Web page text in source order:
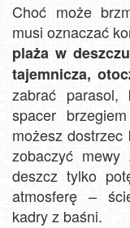
Choć może
musi oznaczać
plaża w
tajemnicza,
zabrać
spacer
możesz dostrzec
zobaczyć
deszcz tylko
atmosferę –
kadry z baśni.